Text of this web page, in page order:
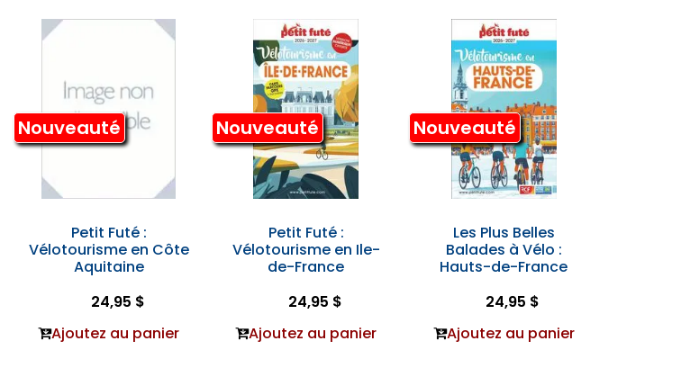
Nouveauté
Petit Futé :
Vélotourisme en Côte
Aquitaine
24,95 $
Ajoutez au panier
Nouveauté
Petit Futé :
Vélotourisme en Ile-
de-France
24,95 $
Ajoutez au panier
Nouveauté
Les Plus Belles
Balades à Vélo :
Hauts-de-France
24,95 $
Ajoutez au panier